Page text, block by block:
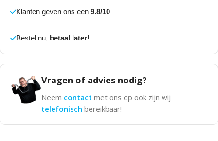
Klanten geven ons een 9.8/10
Bestel nu, betaal later!
Vragen of advies nodig?
Neem contact met ons op ook zijn wij
telefonisch bereikbaar!